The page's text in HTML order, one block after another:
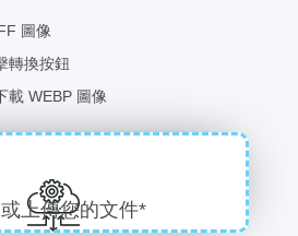
圖像
轉換按鈕
載 WEBP 圖像
上傳您的文件*